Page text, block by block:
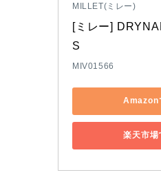
MILLET(ミレー)
[ミレー]
S
MIV01566
Amazon
楽天市場